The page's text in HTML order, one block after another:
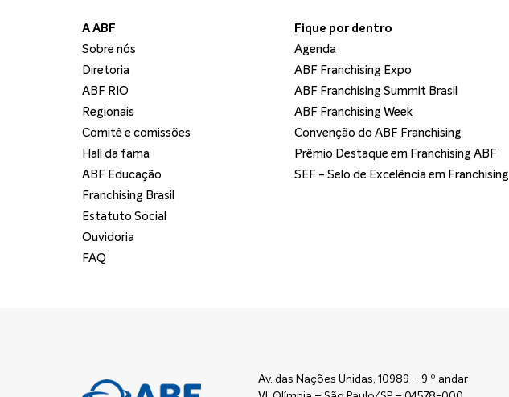
A ABF
Sobre nós
Diretoria
ABF RIO
Regionais
Comitê e comissões
Hall da fama
ABF Educação
Franchising Brasil
Estatuto Social
Ouvidoria
FAQ
Fique por dentro
Agenda
ABF Franchising Expo
ABF Franchising Summit Brasil
ABF Franchising Week
Convenção do ABF Franchising
Prêmio Destaque em Franchising ABF
SEF - Selo de Excelência em Franchising
Av. das Nações Unidas, 10989 – 9 º andar